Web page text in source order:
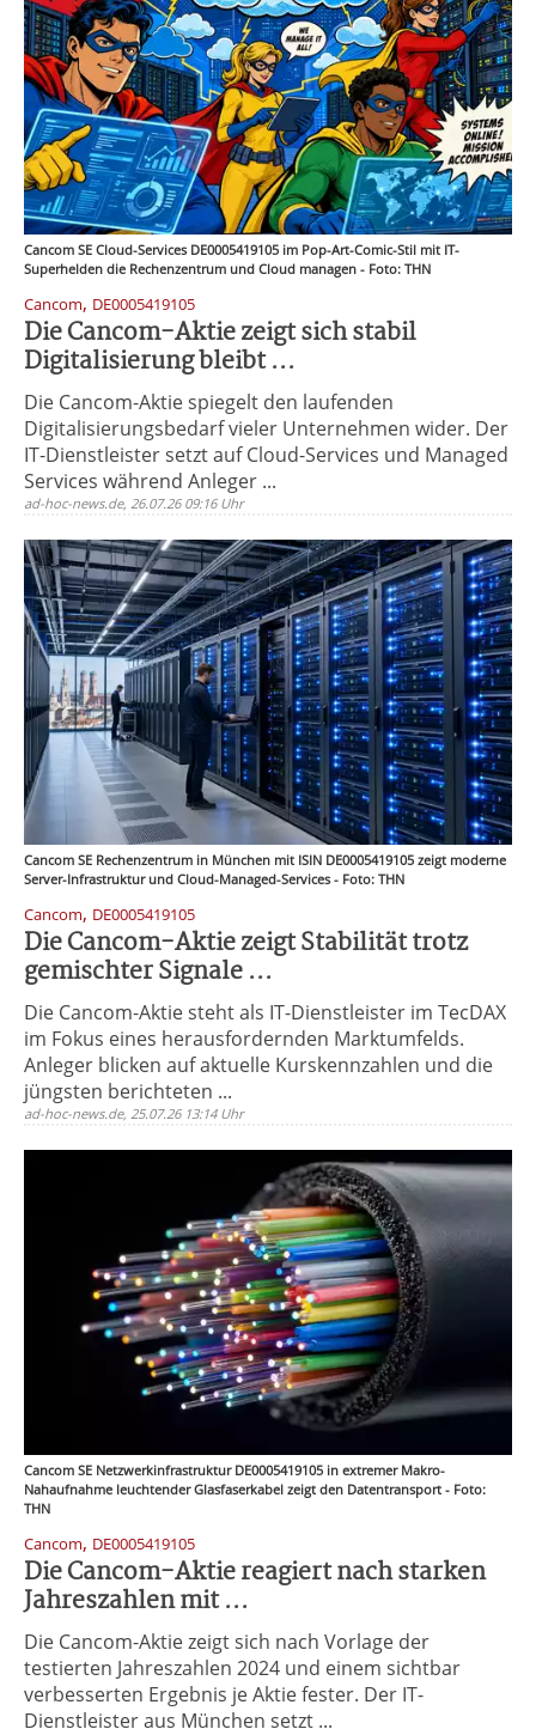
Cancom SE Cloud-Services DE0005419105 im Pop-Art-Comic-Stil mit IT-
Superhelden die Rechenzentrum und Cloud managen - Foto: THN
Cancom, DE0005419105
Die Cancom-Aktie zeigt sich stabil
Digitalisierung bleibt ...
Die Cancom-Aktie spiegelt den laufenden
Digitalisierungsbedarf vieler Unternehmen wider. Der
IT-Dienstleister setzt auf Cloud-Services und Managed
Services während Anleger ...
ad-hoc-news.de, 26.07.26 09:16 Uhr
Cancom SE Rechenzentrum in München mit ISIN DE0005419105 zeigt moderne
Server-Infrastruktur und Cloud-Managed-Services - Foto: THN
Cancom, DE0005419105
Die Cancom-Aktie zeigt Stabilität trotz
gemischter Signale ...
Die Cancom-Aktie steht als IT-Dienstleister im TecDAX
im Fokus eines herausfordernden Marktumfelds.
Anleger blicken auf aktuelle Kurskennzahlen und die
jüngsten berichteten ...
ad-hoc-news.de, 25.07.26 13:14 Uhr
Cancom SE Netzwerkinfrastruktur DE0005419105 in extremer Makro-
Nahaufnahme leuchtender Glasfaserkabel zeigt den Datentransport - Foto:
THN
Cancom, DE0005419105
Die Cancom-Aktie reagiert nach starken
Jahreszahlen mit ...
Die Cancom-Aktie zeigt sich nach Vorlage der
testierten Jahreszahlen 2024 und einem sichtbar
verbesserten Ergebnis je Aktie fester. Der IT-
Dienstleister aus München setzt ...